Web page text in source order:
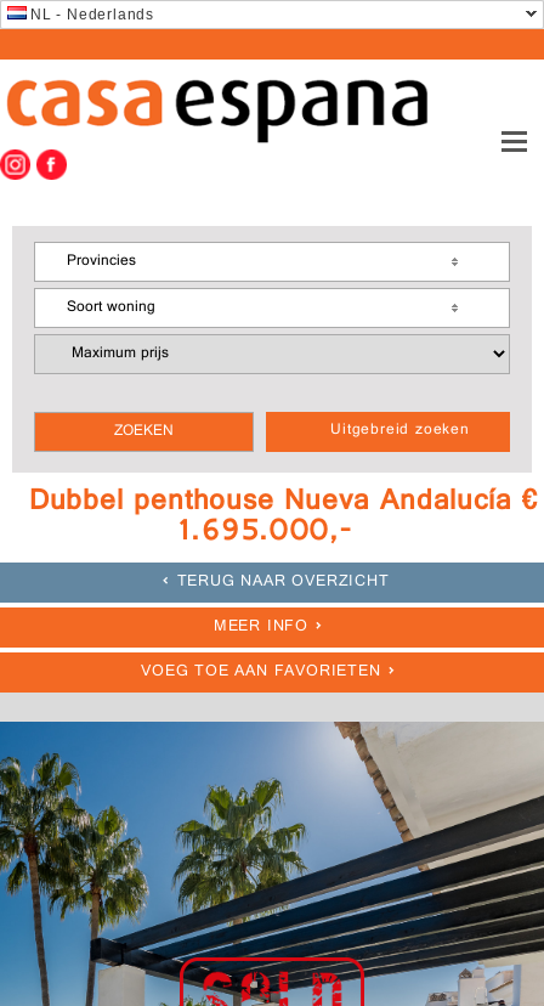
NL - Nederlands
Uitgebreid zoeken
Provincies
Soort woning
Dubbel penthouse Nueva Andalucía €
1.695.000,-
TERUG NAAR OVERZICHT
MEER INFO
VOEG TOE AAN FAVORIETEN